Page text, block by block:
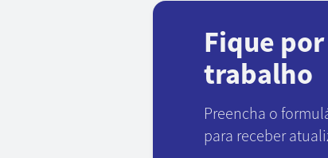
Fique
trabalho
Preencha o
para receber